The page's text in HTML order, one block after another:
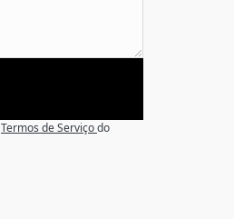
Termos de Serviçodo